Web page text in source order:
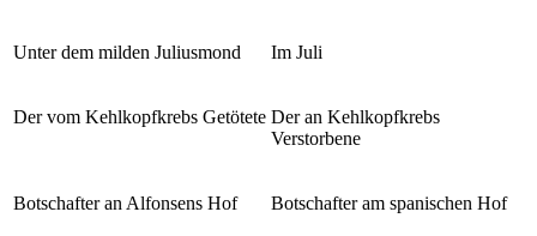
Unter dem milden Juliusmond Im Juli
Der vom Kehlkopfkrebs Getötete Der an Kehlkopfkrebs
Verstorbene
Botschafter an Alfonsens Hof Botschafter am spanischen Hof